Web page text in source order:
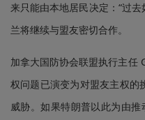
来只能由本地居民决定：“过
兰将继续与盟友密切合作。
加拿大国防协会联盟执行主任
权问题已演变为对盟友主权的
威胁。如果特朗普以此为由